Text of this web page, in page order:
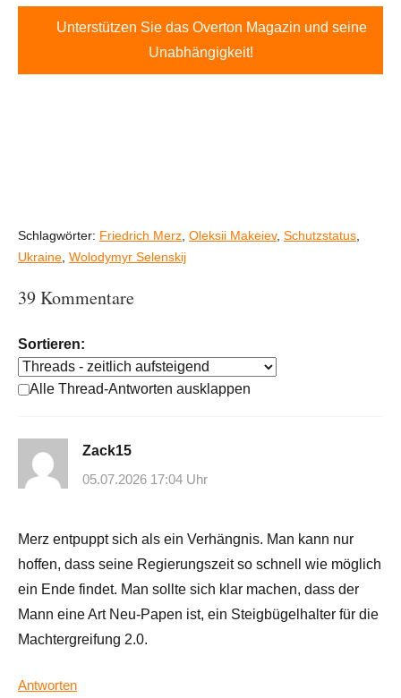
Unterstützen Sie das Overton Magazin und seine
Unabhängigkeit!
Schlagwörter: Friedrich Merz, Oleksii Makeiev, Schutzstatus,
Ukraine, Wolodymyr Selenskij
39 Kommentare
Sortieren:
Alle Thread-Antworten ausklappen
Zack15
05.07.2026 17:04 Uhr
Merz entpuppt sich als ein Verhängnis. Man kann nur
hoffen, dass seine Regierungszeit so schnell wie möglich
ein Ende findet. Man sollte sich klar machen, dass der
Mann eine Art Neu-Papen ist, ein Steigbügelhalter für die
Machtergreifung 2.0.
Antworten